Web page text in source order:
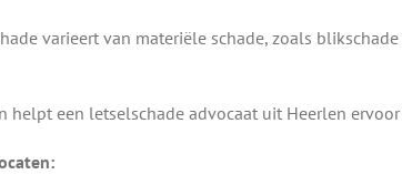
varieert van materiële schade, zoals
een letselschade advocaat uit Heerlen